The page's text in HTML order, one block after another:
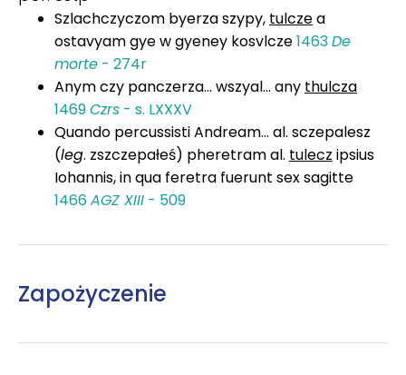
Szlachczyczom byerza szypy, tulczea
ostavyam gye w gyeney kosvlcze1463De
morte - 274r
Anym czy panczerza... wszyal... any thulcza
1469Czrs - s. LXXXV
Quando percussisti Andream... al. sczepalesz
(leg. zszczepałeś) pheretram al. tulecz ipsius
Iohannis, in qua feretra fuerunt sex sagitte
1466AGZ XIII - 509
Zapożyczenie